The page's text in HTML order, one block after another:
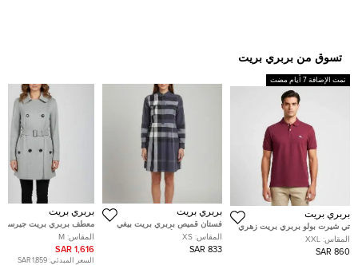
تسوق من بربري بريت
تمت الإضافة 7 أيام مضت
بربري بريت
تي شيرت بولو بربري بريت زهري
قطن بيكيه تطريز شعار مقاس
ضخم جدًا - إكسترا إكسترا لارج
المقاس: XXL
860 SAR
بربري بريت
فستان قميص بربري بريت بيغي
قطن كاروهات أزرق مقاس
متوسط - ميديوم
المقاس: XS
833 SAR
بربري بريت
معطف بربري بريت جيرسي
رمادي مزدوج الصدر مقاس
متوسط
المقاس: M
1,616 SAR
السعر المبدئي: 1,859 SAR